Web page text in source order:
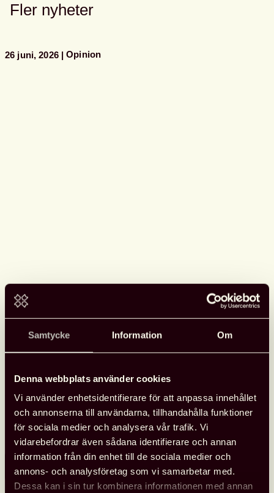
Samtycke Information Om
Denna webbplats använder cookies
Vi använder enhetsidentifierare för att anpassa innehållet
och annonserna till användarna, tillhandahålla funktioner
för sociala medier och analysera vår trafik. Vi
vidarebefordrar även sådana identifierare och annan
information från din enhet till de sociala medier och
annons- och analysföretag som vi samarbetar med.
Dessa kan i sin tur kombinera informationen med annan
Fler nyheter
26 juni, 2026 Opinion
Se Svensk biblioteksförenings
programpunkter i Almedalen
Svensk biblioteksförening anordnade tre programpunkter
under Almedalen med fokus på biblioteksfrågor, bildning och
kultur. Samtalen spelades in och finns tillgängliga att se.
Läs mer
Se
Svensk